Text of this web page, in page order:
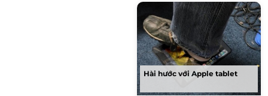
Hài hước với Apple tablet